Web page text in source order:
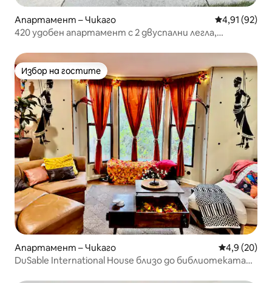
Апартамент – Чикаго Средна
4,91 (92)
420 удобен апартамент с 2 двуспални легла,
Избор на гостите
Избор на гостите
Апартамент – Чикаго Средна
4,9 (20)
DuSable International House близо до библиотеката